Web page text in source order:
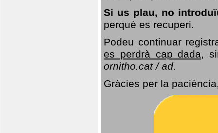
Si us plau, no
perquè es recuperi.
Podeu continuar
es perdrà cap dada,
ornitho.cat / ad.
Gràcies per la